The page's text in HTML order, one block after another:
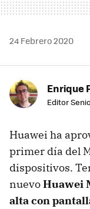
24 Febrero 2020
Enrique
Editor
Huawei ha
primer día del
dispositivos.
nuevoHuawei
alta con